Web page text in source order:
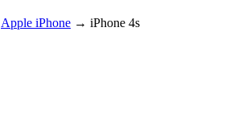
Apple iPhone → iPhone 4s